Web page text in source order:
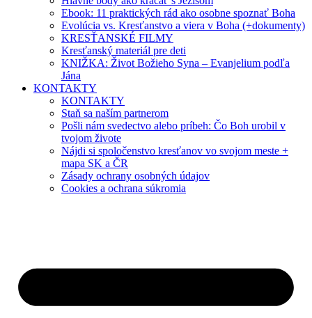
Ebook: 11 praktických rád ako osobne spoznať Boha
Evolúcia vs. Kresťanstvo a viera v Boha (+dokumenty)
KRESŤANSKÉ FILMY
Kresťanský materiál pre deti
KNIŽKA: Život Božieho Syna – Evanjelium podľa
Jána
KONTAKTY
KONTAKTY
Staň sa naším partnerom
Pošli nám svedectvo alebo príbeh: Čo Boh urobil v
tvojom živote
Nájdi si spoločenstvo kresťanov vo svojom meste +
mapa SK a ČR
Zásady ochrany osobných údajov
Cookies a ochrana súkromia